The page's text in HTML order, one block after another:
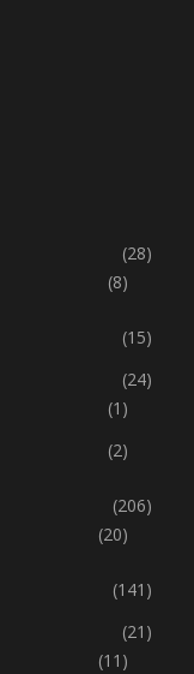
(28)
(8)
(15)
(24)
(1)
(2)
(206)
(20)
(141)
(21)
(11)